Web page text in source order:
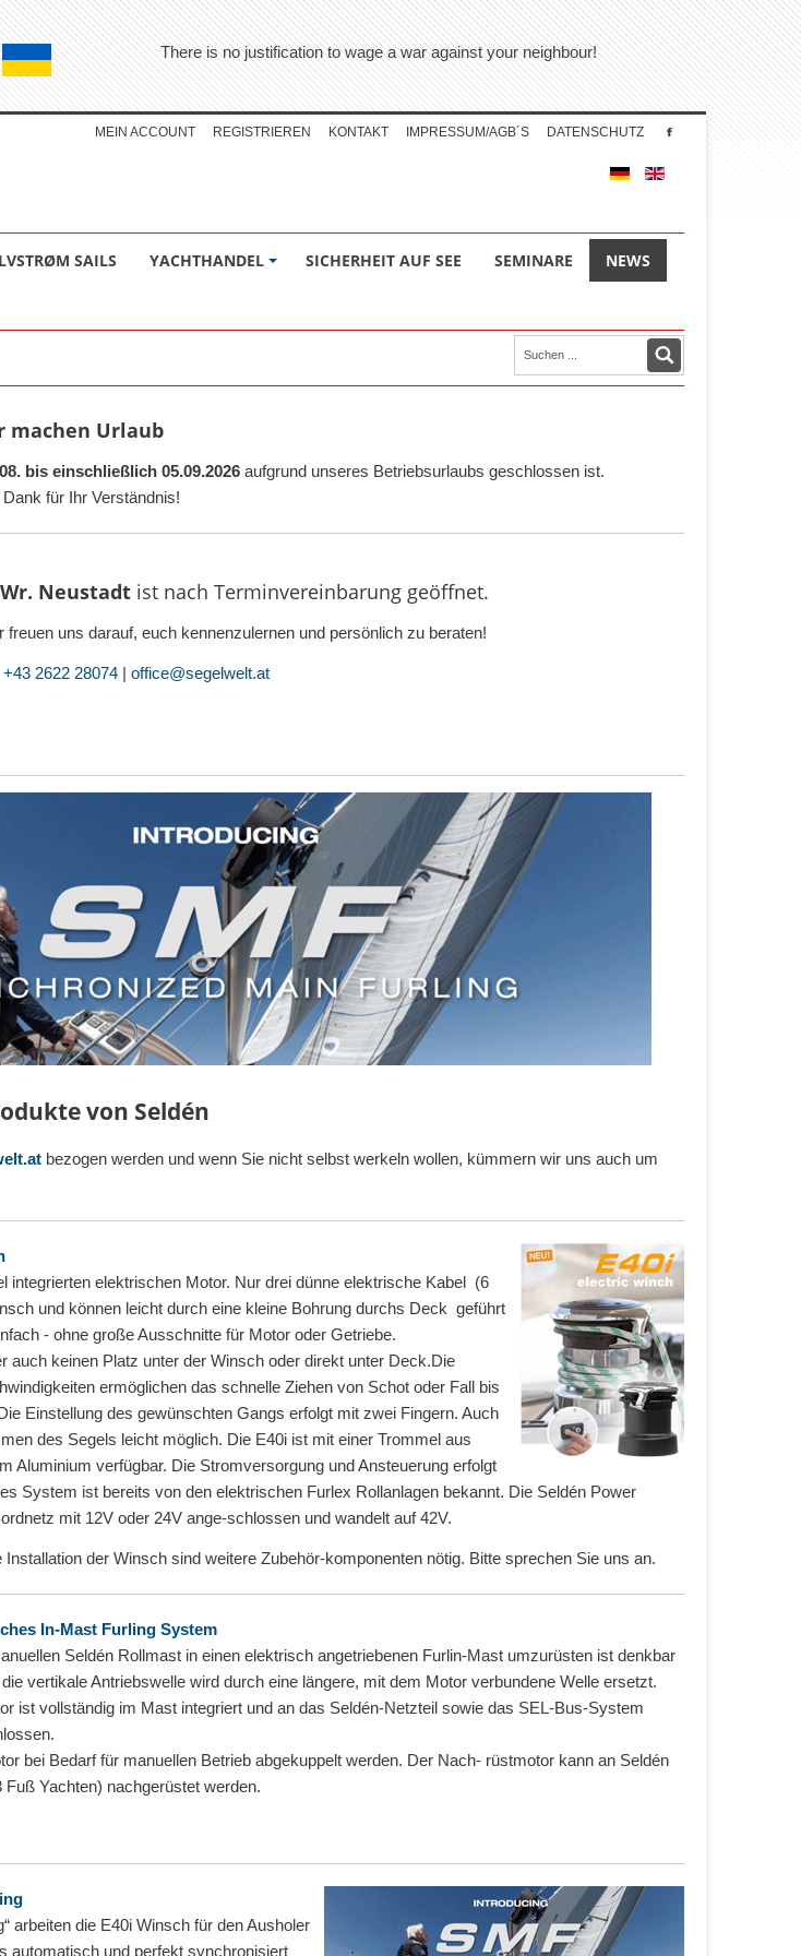
There is no justification to wage a war against your neighbour!
KONTAKT IMPRESSUM/AGB´S DATENSCHUTZ
MEIN ACCOUNT REGISTRIEREN
SAILS YACHTHANDEL SICHERHEIT AUF SEE SEMINARE NEWS
machen Urlaub
bis einschließlich 05.09.2026aufgrund unseres Betriebsurlaubs geschlossen ist.
für Ihr Verständnis!
Neustadt ist nach Terminvereinbarung geöffnet.
uns darauf, euch kennenzulernen und persönlich zu beraten!
+43 2622 28074| office@segelwelt.at
von Seldén
bezogen werden und wenn Sie nicht selbst werkeln wollen, kümmern wir uns auch um
integrierten elektrischen Motor. Nur drei dünne elektrische Kabel (6
und können leicht durch eine kleine Bohrung durchs Deck geführt
- ohne große Ausschnitte für Motor oder Getriebe.
auch keinen Platz unter der Winsch oder direkt unter Deck.Die
ermöglichen das schnelle Ziehen von Schot oder Fall bis
Einstellung des gewünschten Gangs erfolgt mit zwei Fingern. Auch
des Segels leicht möglich. Die E40i ist mit einer Trommel aus
Aluminium verfügbar. Die Stromversorgung und Ansteuerung erfolgt
System ist bereits von den elektrischen Furlex Rollanlagen bekannt. Die Seldén Power
mit 12V oder 24V ange-schlossen und wandelt auf 42V.
der Winsch sind weitere Zubehör-komponenten nötig. Bitte sprechen Sie uns an.
In-Mast Furling System
Seldén Rollmast in einen elektrisch angetriebenen Furlin-Mast umzurüsten ist denkbar
vertikale Antriebswelle wird durch eine längere, mit dem Motor verbundene Welle ersetzt.
ist vollständig im Mast integriert und an das Seldén-Netzteil sowie das SEL-Bus-System
bei Bedarf für manuellen Betrieb abgekuppelt werden. Der Nach- rüstmotor kann an Seldén
Yachten) nachgerüstet werden.
arbeiten die E40i Winsch für den Ausholer
automatisch und perfekt synchronisiert